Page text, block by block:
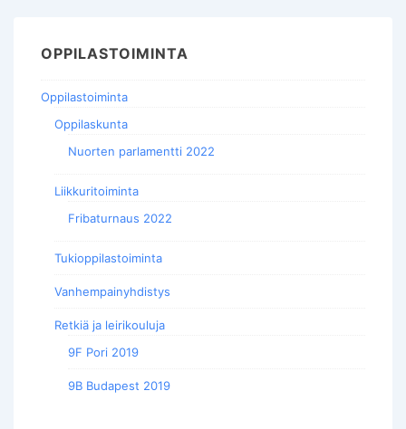
OPPILASTOIMINTA
Oppilastoiminta
Oppilaskunta
Nuorten parlamentti 2022
Liikkuritoiminta
Fribaturnaus 2022
Tukioppilastoiminta
Vanhempainyhdistys
Retkiä ja leirikouluja
9F Pori 2019
9B Budapest 2019